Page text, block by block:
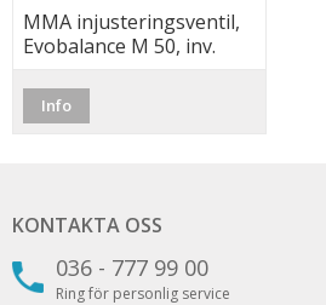
MMA injusteringsventil,
Evobalance M 50, inv.
Info
KONTAKTA OSS
036 - 777 99 00
Ring för personlig service